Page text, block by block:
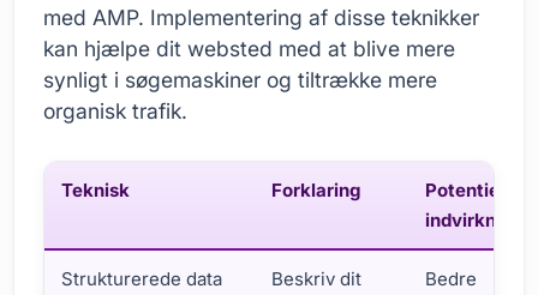
med AMP. Implementering af disse teknikker
kan hjælpe dit websted med at blive mere
synligt i søgemaskiner og tiltrække mere
organisk trafik.
Teknisk Forklaring
Potentiel
indvirkning
Strukturerede data
Beskriv dit
Bedre